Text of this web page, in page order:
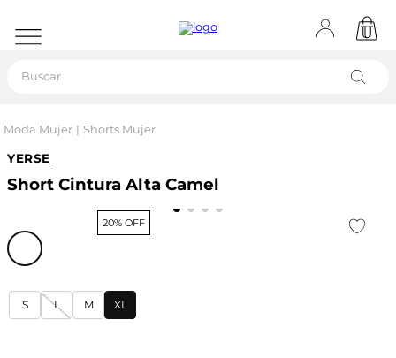
Moda Mujer Shorts Mujer
YERSE
Short Cintura Alta Camel
20% OFF
S L M XL